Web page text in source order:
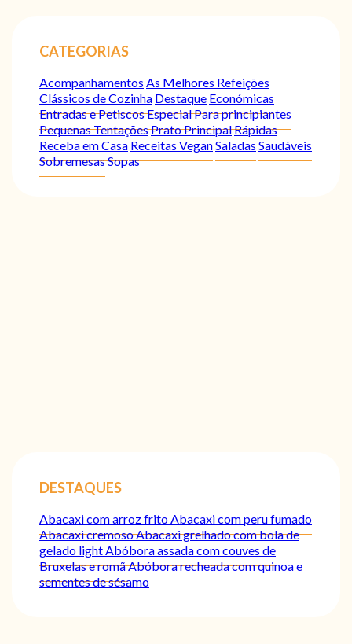
CATEGORIAS
Acompanhamentos As Melhores Refeições
Clássicos de CozinhaDestaqueEconómicas
Entradas e PetiscosEspecialPara principiantes
Pequenas TentaçõesPrato PrincipalRápidas
Receba em CasaReceitas VeganSaladasSaudáveis
SobremesasSopas
DESTAQUES
Abacaxi com arroz fritoAbacaxi com peru fumado
Abacaxi cremosoAbacaxi grelhado com bola de
gelado lightAbóbora assada com couves de
Bruxelas e romãAbóbora recheada com quinoa e
sementes de sésamo